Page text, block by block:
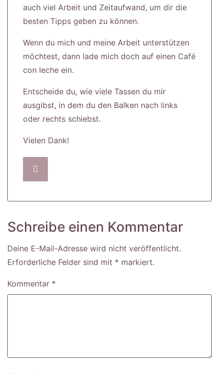
auch viel Arbeit und Zeitaufwand, um dir die
besten Tipps geben zu können.
Wenn du mich und meine Arbeit unterstützen
möchtest, dann lade mich doch auf einen Café
con leche ein.
Entscheide du, wie viele Tassen du mir
ausgibst, in dem du den Balken nach links
oder rechts schiebst.
Vielen Dank!
Schreibe einen Kommentar
Deine E-Mail-Adresse wird nicht veröffentlicht.
Erforderliche Felder sind mit * markiert
Kommentar *